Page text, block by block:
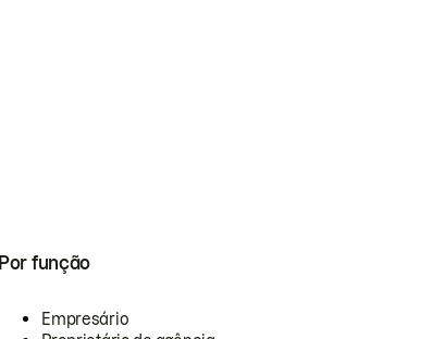
Por função
Empresário